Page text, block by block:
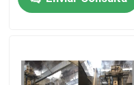
Sobre nosotros
de 1 año